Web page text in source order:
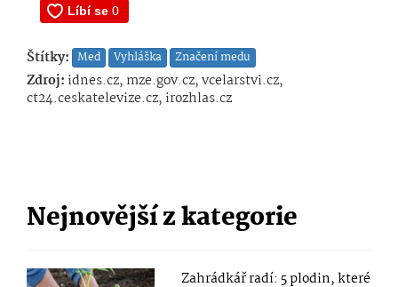
Štítky: Med Vyhláška Značení medu
Zdroj: idnes.cz, mze.gov.cz, vcelarstvi.cz,
ct24.ceskatelevize.cz, irozhlas.cz
Nejnovější z kategorie
Zahrádkář radí: 5 plodin, které